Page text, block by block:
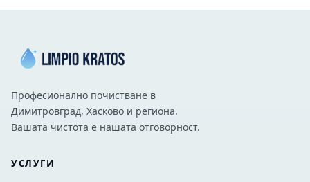
Професионално почистване в
Димитровград, Хасково и региона.
Вашата чистота е нашата отговорност.
УСЛУГИ